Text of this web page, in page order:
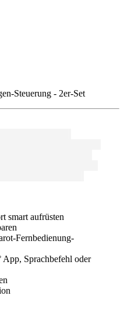
Steuerung - 2er-Set
smart aufrüsten
Fernbedienung-
App, Sprachbefehl oder